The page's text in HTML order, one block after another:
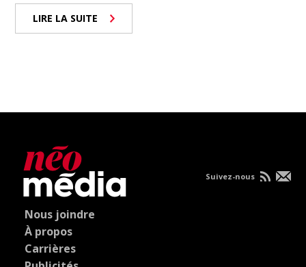
LIRE LA SUITE
Nous joindre
À propos
Carrières
Suivez-nous